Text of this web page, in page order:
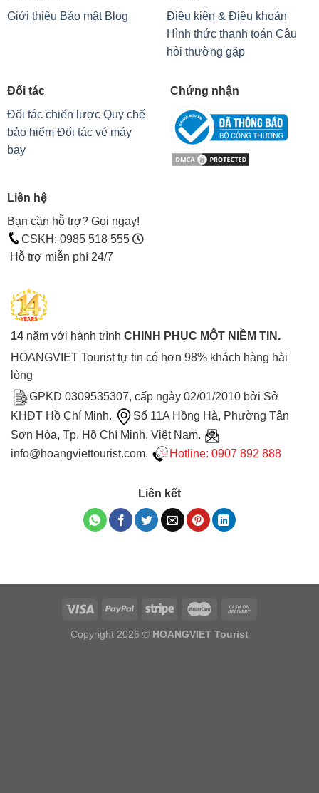
Giới thiệu Bảo mật Blog
Điều kiện & Điều khoản
Hình thức thanh toán Câu
hỏi thường gặp
Đối tác
Đối tác chiến lược Quy chế
bảo hiểm Đối tác vé máy
bay
Chứng nhận
Liên hệ
Bạn cần hỗ trợ? Gọi ngay!
CSKH: 0985 518 555
Hỗ trợ miễn phí 24/7
14 năm với hành trình CHINH PHỤC MỘT NIỀM TIN.
HOANGVIET Tourist tự tin có hơn 98% khách hàng hài
lòng
GPKD 0309535307, cấp ngày 02/01/2010 bởi Sở
KHĐT Hồ Chí Minh.
Số 11A Hồng Hà, Phường Tân
Sơn Hòa, Tp. Hồ Chí Minh, Việt Nam.
info@hoangviettourist.com.
Hotline: 0907 892 888
Liên kết
Copyright 2026 © HOANGVIET Tourist